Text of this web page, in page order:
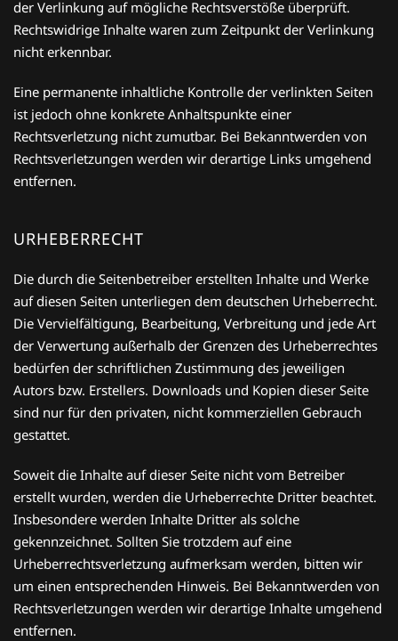
der Verlinkung auf mögliche Rechtsverstöße überprüft.
Rechtswidrige Inhalte waren zum Zeitpunkt der Verlinkung
nicht erkennbar.
Eine permanente inhaltliche Kontrolle der verlinkten Seiten
ist jedoch ohne konkrete Anhaltspunkte einer
Rechtsverletzung nicht zumutbar. Bei Bekanntwerden von
Rechtsverletzungen werden wir derartige Links umgehend
entfernen.
URHEBERRECHT
Die durch die Seitenbetreiber erstellten Inhalte und Werke
auf diesen Seiten unterliegen dem deutschen Urheberrecht.
Die Vervielfältigung, Bearbeitung, Verbreitung und jede Art
der Verwertung außerhalb der Grenzen des Urheberrechtes
bedürfen der schriftlichen Zustimmung des jeweiligen
Autors bzw. Erstellers. Downloads und Kopien dieser Seite
sind nur für den privaten, nicht kommerziellen Gebrauch
gestattet.
Soweit die Inhalte auf dieser Seite nicht vom Betreiber
erstellt wurden, werden die Urheberrechte Dritter beachtet.
Insbesondere werden Inhalte Dritter als solche
gekennzeichnet. Sollten Sie trotzdem auf eine
Urheberrechtsverletzung aufmerksam werden, bitten wir
um einen entsprechenden Hinweis. Bei Bekanntwerden von
Rechtsverletzungen werden wir derartige Inhalte umgehend
entfernen.